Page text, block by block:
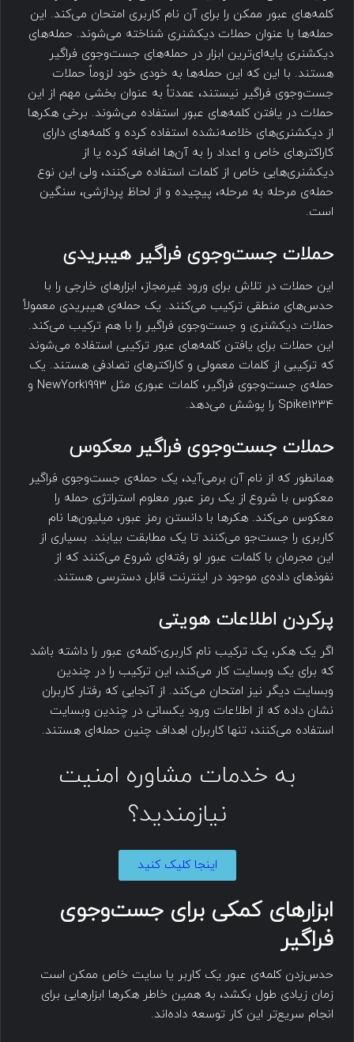
کلمه‌های عبور ممکن را برای آن نام کاربری امتحان می‌کند. این
حمله‌ها با عنوان حملات دیکشنری شناخته می‌شوند. حمله‌های
دیکشنری پایه‌ای‌ترین ابزار در حمله‌های جست‌وجوی فراگیر
هستند. با این که این حمله‌ها به خودی خود لزوماً حملات
جست‌وجوی فراگیر نیستند، عمدتاً به عنوان بخشی مهم از این
حملات در یافتن کلمه‌های عبور استفاده می‌شوند. برخی هکرها
از دیکشنری‌های خلاصه‌نشده استفاده کرده و کلمه‌های دارای
کاراکترهای خاص و اعداد را به آن‌ها اضافه کرده یا از
دیکشنری‌هایی خاص از کلمات استفاده می‌کنند، ولی این نوع
حمله‌ی مرحله به مرحله، پیچیده و از لحاظ پردازشی، سنگین
است.
حملات جست‌وجوی فراگیر هیبریدی
این حملات در تلاش برای ورود غیرمجاز، ابزارهای خارجی را با
حدس‌های منطقی ترکیب می‌کنند. یک حمله‌ی هیبریدی معمولاً
حملات دیکشنری و جست‌وجوی فراگیر را با هم ترکیب می‌کند.
این حملات برای یافتن کلمه‌های عبور ترکیبی استفاده می‌شوند
که ترکیبی از کلمات معمولی و کاراکترهای تصادفی هستند. یک
حمله‌ی جست‌وجوی فراگیر، کلمات عبوری مثل NewYork1993 و
Spike1234 را پوشش می‌دهد.
حملات جست‌وجوی فراگیر معکوس
همانطور که از نام آن برمی‌آید، یک حمله‌ی جست‌وجوی فراگیر
معکوس با شروع از یک رمز عبور معلوم استراتژی حمله را
معکوس می‌کند. هکرها با دانستن رمز عبور، میلیون‌ها نام
کاربری را جست‌جو می‌کنند تا یک مطابقت بیابند. بسیاری از
این مجرمان با کلمات عبور لو رفته‌ای شروع می‌کنند که از
نفوذهای داده‌ی موجود در اینترنت قابل دسترسی هستند.
پرکردن اطلاعات هویتی
اگر یک هکر، یک ترکیب نام کاربری-کلمه‌ی عبور را داشته باشد
که برای یک وبسایت کار می‌کند، این ترکیب را در چندین
وبسایت دیگر نیز امتحان می‌کند. از آنجایی که رفتار کاربران
نشان داده که از اطلاعات ورود یکسانی در چندین وبسایت
استفاده می‌کنند، تنها کاربران اهداف چنین حمله‌ای هستند.
به خدمات مشاوره امنیت
نیازمندید؟
اینجا کلیک کنید
ابزارهای کمکی برای جست‌وجوی
فراگیر
حدس‌زدن کلمه‌ی عبور یک کاربر یا سایت خاص ممکن است
زمان زیادی طول بکشد، به همین خاطر هکرها ابزارهایی برای
انجام سریع‌تر این کار توسعه داده‌اند.